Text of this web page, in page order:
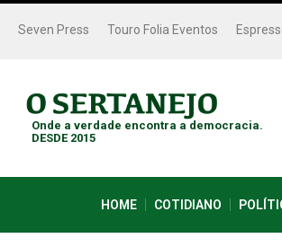
Seven Press Touro Folia Eventos
Onde a verdade encontra a democracia.
DESDE 2015
HOME COTIDIANO